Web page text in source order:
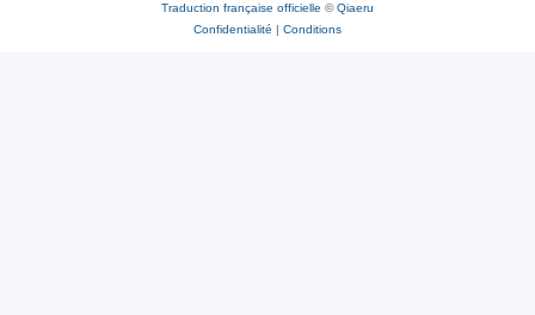
Traduction française officielle ©Qiaeru
Confidentialité | Conditions